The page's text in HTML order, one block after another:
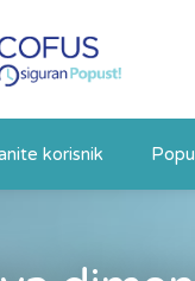
korisnik